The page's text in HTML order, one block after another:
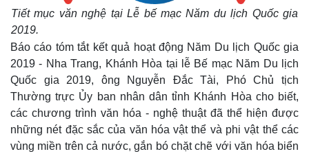
Quan sát
Cuộc sống đó đây
Hồ sơ
Video
E-Magazine
Infographic
Tiết mục văn nghệ tại Lễ bế mạc Năm du lịch Quốc gia
2019.
Báo cáo tóm tắt kết quả hoạt động Năm Du lịch Quốc gia
2019 - Nha Trang, Khánh Hòa tại lễ Bế mạc Năm Du lịch
Quốc gia 2019, ông Nguyễn Đắc Tài, Phó Chủ tịch
Thường trực Ủy ban nhân dân tỉnh Khánh Hòa cho biết,
các chương trình văn hóa - nghệ thuật đã thể hiện được
những nét đặc sắc của văn hóa vật thể và phi vật thể các
vùng miền trên cả nước, gắn bó chặt chẽ với văn hóa biển